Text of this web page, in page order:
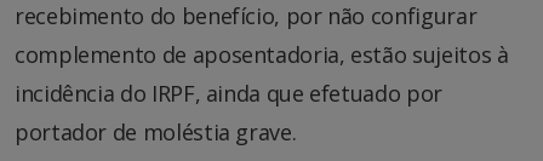
recebimento do benefício, por não configurar
complemento de aposentadoria, estão sujeitos à
incidência do IRPF, ainda que efetuado por
portador de moléstia grave.